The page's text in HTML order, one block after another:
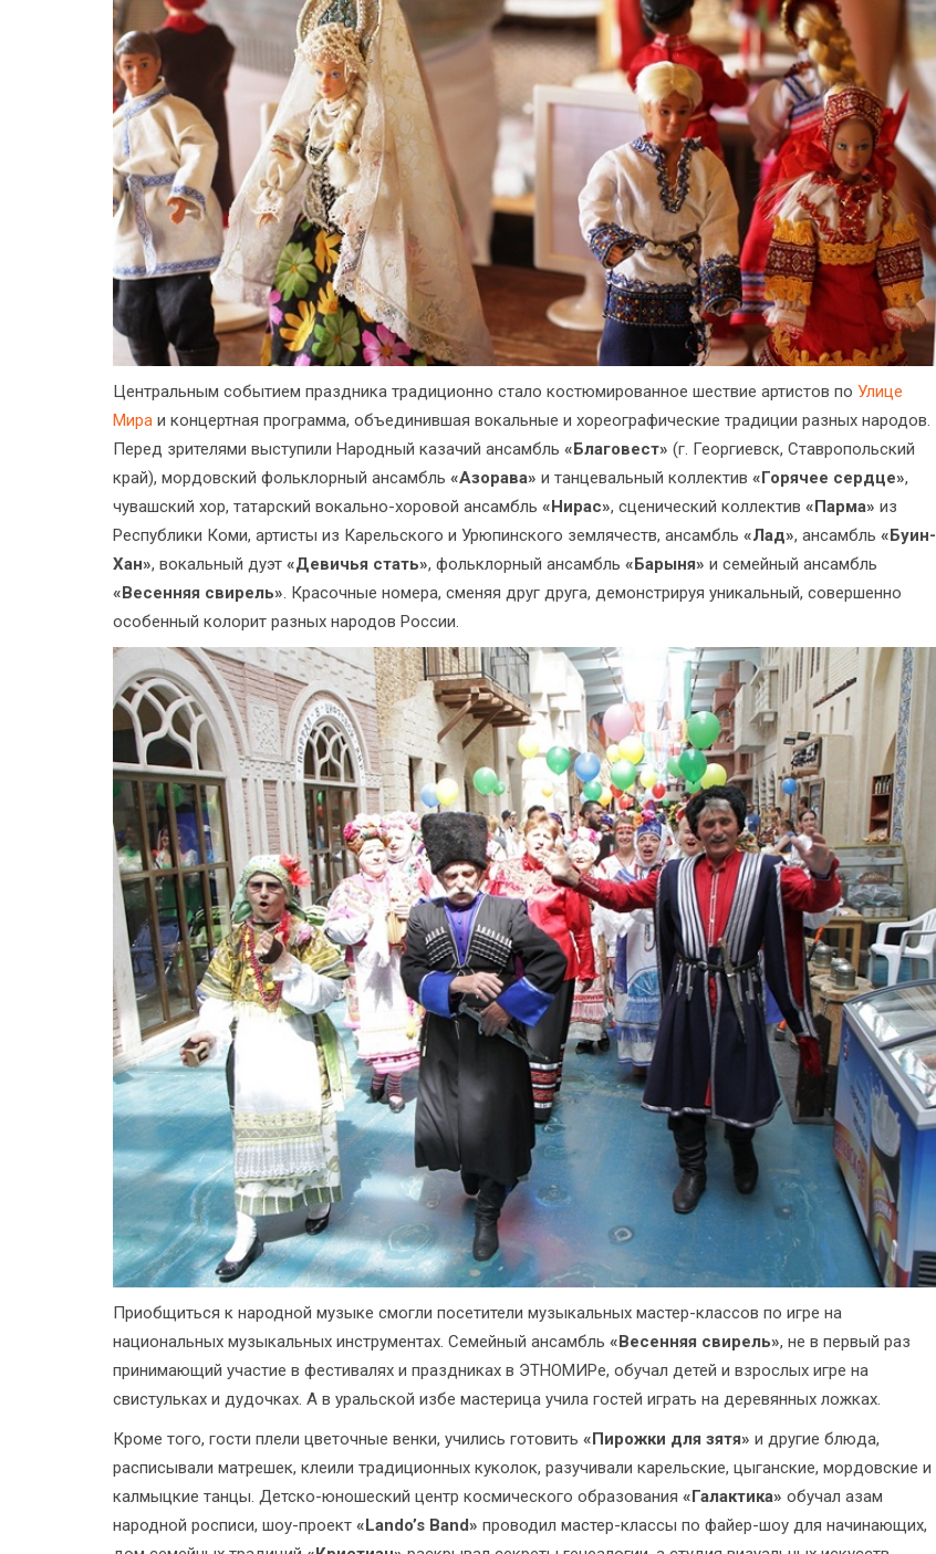
Центральным событием праздника традиционно стало костюмированное шествие артистов по Улице
Мира и концертная программа, объединившая вокальные и хореографические традиции разных народов.
Перед зрителями выступили Народный казачий ансамбль «Благовест» (г. Георгиевск, Ставропольский
край), мордовский фольклорный ансамбль «Азорава» и танцевальный коллектив «Горячее сердце»,
чувашский хор, татарский вокально-хоровой ансамбль «Нирас», сценический коллектив «Парма» из
Республики Коми, артисты из Карельского и Урюпинского землячеств, ансамбль «Лад», ансамбль «Буин-
Хан», вокальный дуэт «Девичья стать», фольклорный ансамбль «Барыня» и семейный ансамбль
«Весенняя свирель». Красочные номера, сменяя друг друга, демонстрируя уникальный, совершенно
особенный колорит разных народов России.
Приобщиться к народной музыке смогли посетители музыкальных мастер-классов по игре на
национальных музыкальных инструментах. Семейный ансамбль «Весенняя свирель», не в первый раз
принимающий участие в фестивалях и праздниках в ЭТНОМИРе, обучал детей и взрослых игре на
свистульках и дудочках. А в уральской избе мастерица учила гостей играть на деревянных ложках.
Кроме того, гости плели цветочные венки, учились готовить «Пирожки для зятя» и другие блюда,
расписывали матрешек, клеили традиционных куколок, разучивали карельские, цыганские, мордовские и
калмыцкие танцы. Детско-юношеский центр космического образования «Галактика» обучал азам
народной росписи, шоу-проект «Lando’s Band» проводил мастер-классы по файер-шоу для начинающих,